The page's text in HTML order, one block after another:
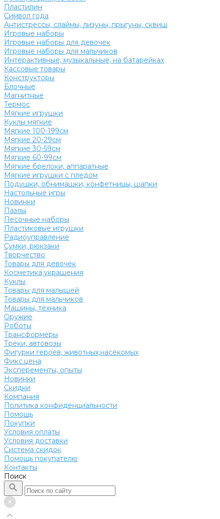
Пластилин
Символ года
Антистрессы, слаймы, лизуны, прыгуны, сквиш
Игровые наборы
Игровые наборы для девочек
Игровые наборы для мальчиков
Интерактивные, музыкальные, на батарейках
Кассовые товары
Конструкторы
Блочные
Магнитные
Термос
Мягкие игрушки
Куклы мягкие
Мягкие 100-199см
Мягкие 20-29см
Мягкие 30-59см
Мягкие 60-99см
Мягкие брелоки, аппаратные
Мягкие игрушки с пледом
Подушки, обнимашки, конфетницы, шапки
Настольные игры
Новинки
Пазлы
Песочные наборы
Пластиковые игрушки
Радиоуправление
Сумки, рюкзаки
Творчество
Товары для девочек
Косметика,украшения
Куклы
Товары для малышей
Товары для мальчиков
Машины, техника
Оружие
Роботы
Трансформеры
Треки, автовозы
Фигурки героев, животных,насекомых
Фикс.цена
Эксперементы, опыты
Новинки
Скидки
Компания
Политика конфиденциальности
Помощь
Покупки
Условия оплаты
Условия доставки
Система скидок
Помощь покупателю
Контакты
Поиск